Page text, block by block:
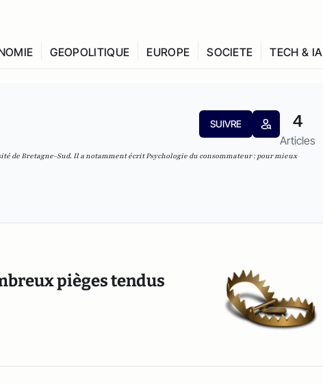
GEOPOLITIQUE EUROPE SOCIETE TECH & IA
SUIVRE 4
Articles
de Bretagne-Sud. Il a notamment écritPsychologie du consommateur : pour mieux
pièges tendus